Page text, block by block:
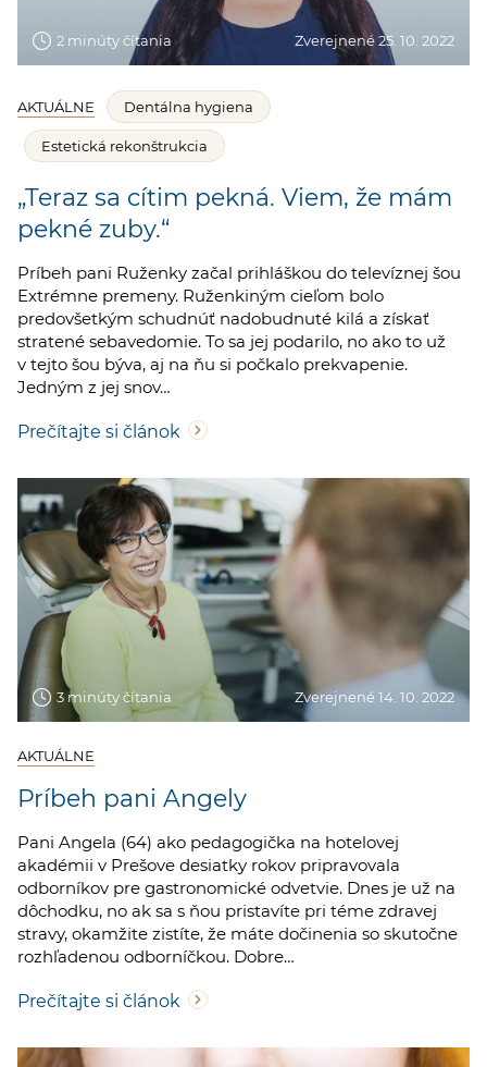
2 minúty čítania Zverejnené 25. 10. 2022
AKTUÁLNE Dentálna hygiena
Estetická rekonštrukcia
„Teraz sa cítim pekná. Viem, že mám
pekné zuby.“
Príbeh pani Ruženky začal prihláškou do televíznej šou
Extrémne premeny. Ruženkiným cieľom bolo
predovšetkým schudnúť nadobudnuté kilá a získať
stratené sebavedomie. To sa jej podarilo, no ako to už
v tejto šou býva, aj na ňu si počkalo prekvapenie.
Jedným z jej snov…
Prečítajte si článok
3 minúty čítania Zverejnené 14. 10. 2022
AKTUÁLNE
Príbeh pani Angely
Pani Angela (64) ako pedagogička na hotelovej
akadémii v Prešove desiatky rokov pripravovala
odborníkov pre gastronomické odvetvie. Dnes je už na
dôchodku, no ak sa s ňou pristavíte pri téme zdravej
stravy, okamžite zistíte, že máte dočinenia so skutočne
rozhľadenou odborníčkou. Dobre…
Prečítajte si článok